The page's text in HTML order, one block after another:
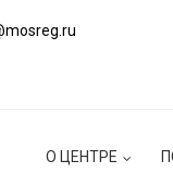
О ЦЕНТРЕ